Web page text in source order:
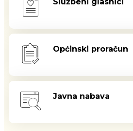
Službeni glasnici
Općinski proračun
Javna nabava